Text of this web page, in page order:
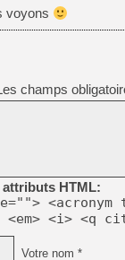
voyons
champs
attributs HTML:
<acronym
<i> <q
Votre nom *